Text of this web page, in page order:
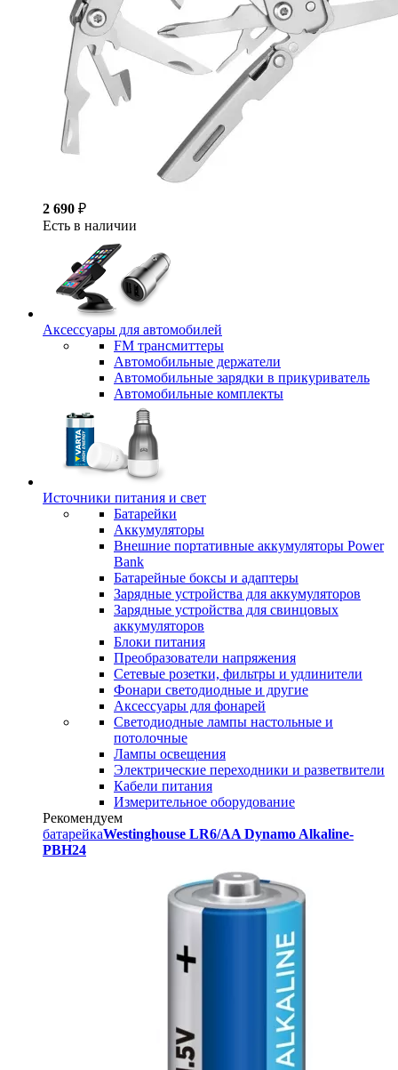
2 690 ₽
Есть в наличии
Аксессуары для автомобилей
FM трансмиттеры
Автомобильные держатели
Автомобильные зарядки в прикуриватель
Автомобильные комплекты
Источники питания и свет
Батарейки
Аккумуляторы
Внешние портативные аккумуляторы Power
Bank
Батарейные боксы и адаптеры
Зарядные устройства для аккумуляторов
Зарядные устройства для свинцовых
аккумуляторов
Блоки питания
Преобразователи напряжения
Сетевые розетки, фильтры и удлинители
Фонари светодиодные и другие
Аксессуары для фонарей
Светодиодные лампы настольные и
потолочные
Лампы освещения
Электрические переходники и разветвители
Кабели питания
Измерительное оборудование
Рекомендуем
батарейкаWestinghouse LR6/AA Dynamo Alkaline-
PBH24